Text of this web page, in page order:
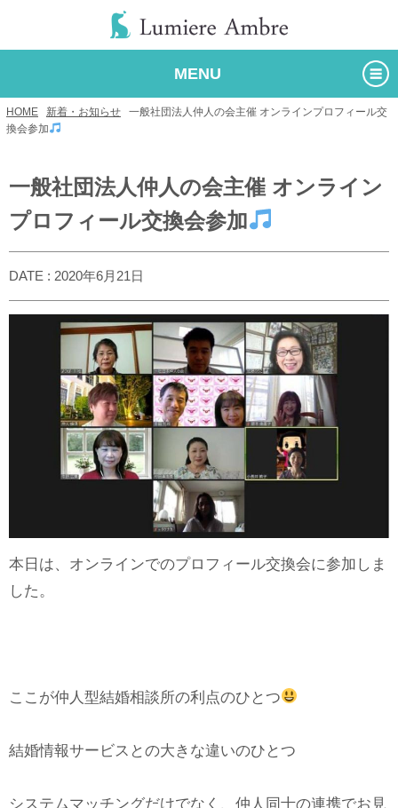
MENU
HOME 新着・お知らせ
一般社団法人仲人の会主催 オンラインプロフィール交
換会参加
一般社団法人仲人の会主催 オンライン
プロフィール交換会参加
DATE : 2020年6月21日
本日は、オンラインでのプロフィール交換会に参加しま
した。
ここが仲人型結婚相談所の利点のひとつ
結婚情報サービスとの大きな違いのひとつ
システムマッチングだけでなく、仲人同士の連携でお見